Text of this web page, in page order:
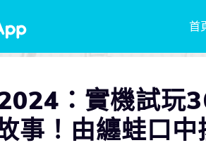
首
：實機試玩
事！由纏蛙口